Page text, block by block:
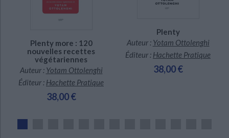
Plenty more : 120
nouvelles recettes
végétariennes
Auteur : Yotam Ottolenghi
Éditeur : Hachette Pratique
38,00 €
Plenty
Auteur : Yotam Ottolenghi
Éditeur : Hachette Pratique
38,00 €